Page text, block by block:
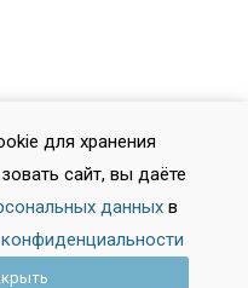
для хранения
сайт, вы даёте
данных в
и закрыть